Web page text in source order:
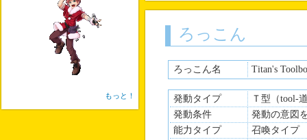
（アドリブ使用可
ろっこん
ろっこん名 Titan's
発動タイプ
Ｔ型（tool-
発動条件
発動の意図
能力タイプ
召喚タイプ
もっと！